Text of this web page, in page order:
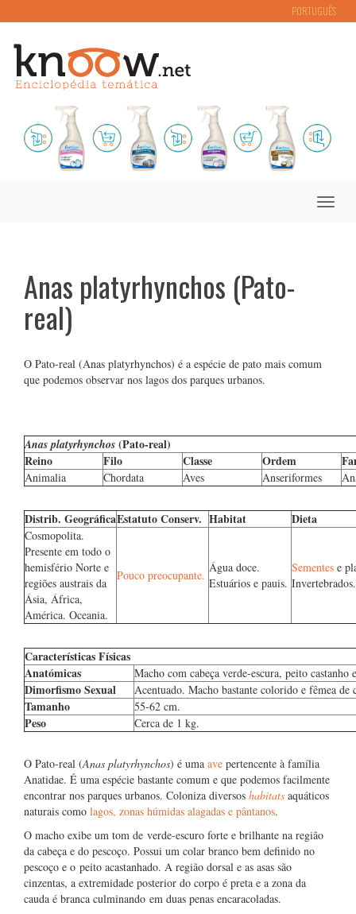
PORTUGUÊS
Toggle
Anas platyrhynchos (Pato-
real)
O Pato-real (Anas platyrhynchos) é a espécie de pato mais comum
que podemos observar nos lagos dos parques urbanos.
Anas platyrhynchos (Pato-real)
Reino
Filo Classe Ordem
Animalia Chordata Aves Anseriformes
Distrib. GeográficaEstatuto Conserv. Habitat Dieta
Cosmopolita.
Presente em todo o
hemisfério Norte e
regiões austrais da
Ásia, África,
América. Oceania.
Pouco preocupante.
Água doce.
Estuários e pauis.
Sementes e
Invertebrados.
Características Físicas
Anatómicas
Macho com cabeça verde-escura, peito castanho
Dimorfismo Sexual Acentuado. Macho bastante colorido e fêmea
Tamanho 55-62 cm.
Peso Cerca de 1 kg.
O Pato-real (Anas platyrhynchos) é uma ave pertencente à família
Anatidae. É uma espécie bastante comum e que podemos facilmente
encontrar nos parques urbanos. Coloniza diversos habitats aquáticos
naturais como lagos, zonas húmidas alagadas e pântanos.
O macho exibe um tom de verde-escuro forte e brilhante na região
da cabeça e do pescoço. Possui um colar branco bem definido no
pescoço e o peito acastanhado. A região dorsal e as asas são
cinzentas, a extremidade posterior do corpo é preta e a zona da
cauda é branca culminando em duas penas encaracoladas.